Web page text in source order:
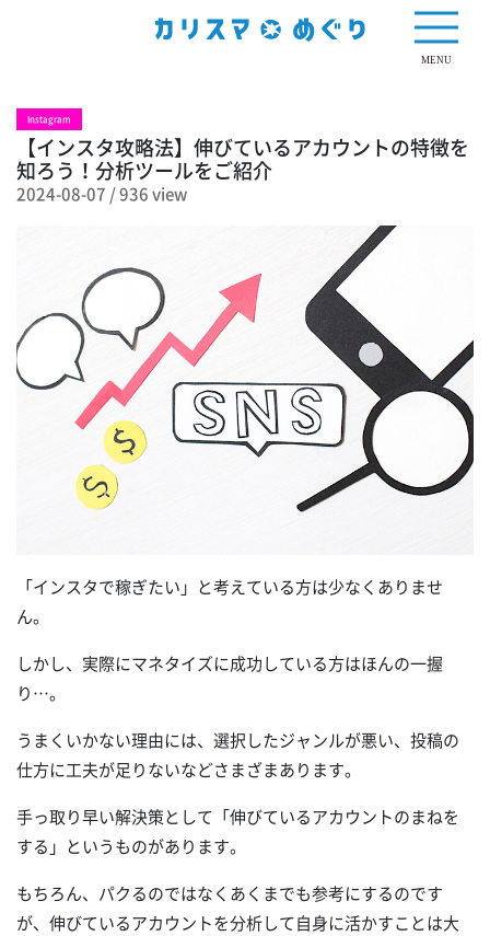
MENU
Instagram
【インスタ攻略法】伸びているアカウントの特徴を
知ろう！分析ツールをご紹介
2024-08-07 /936 view
「インスタで稼ぎたい」と考えている方は少なくありませ
ん。
しかし、実際にマネタイズに成功している方はほんの一握
り…。
うまくいかない理由には、選択したジャンルが悪い、投稿の
仕方に工夫が足りないなどさまざまあります。
手っ取り早い解決策として「伸びているアカウントのまねを
する」というものがあります。
もちろん、パクるのではなくあくまでも参考にするのです
が、伸びているアカウントを分析して自身に活かすことは大